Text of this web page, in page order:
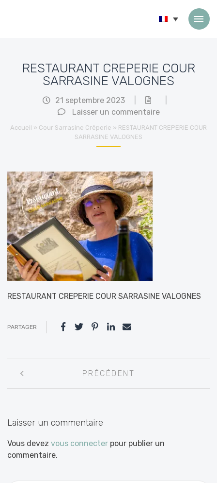
RESTAURANT CREPERIE COUR
SARRASINE VALOGNES
21 septembre 2023
Laisser un commentaire
Accueil » Cour Sarrasine Crêperie » RESTAURANT CREPERIE COUR
SARRASINE VALOGNES
RESTAURANT CREPERIE COUR SARRASINE VALOGNES
PARTAGER
entre
PRÉCÉDENT
Laisser un commentaire
Vous devez vous connecter pour publier un
commentaire.